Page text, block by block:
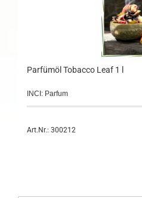
Parfümöl Tobacco Leaf 1 l
INCI: Parfum
Art.Nr.: 300212